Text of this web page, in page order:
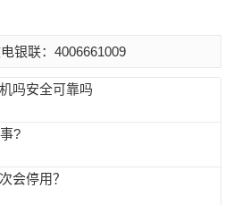
银联：4006661009
吗安全可靠吗
?
会停用？